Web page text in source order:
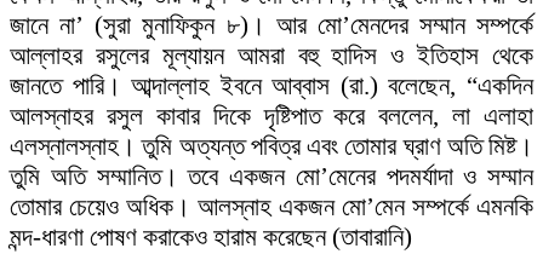
জানে না’ (সুরা মুনাফিকুন ৮)। আর মো’মেনদের সম্মান সম্পর্কে
আল্লাহর রসুলের মূল্যায়ন আমরা বহু হাদিস ও ইতিহাস থেকে
জানতে পারি। আব্দাল্লাহ ইবনে আব্বাস (রা.) বলেছেন, “একদিন
আলস্নাহর রসুল কাবার দিকে দৃষ্টিপাত করে বললেন, লা এলাহা
এলস্নালস্নাহ। তুমি অত্যন্ত পবিত্র এবং তোমার ঘ্রাণ অতি মিষ্ট।
তুমি অতি সম্মানিত। তবে একজন মো’মেনের পদমর্যাদা ও সম্মান
তোমার চেয়েও অধিক। আলস্নাহ একজন মো’মেন সম্পর্কে এমনকি
মন্দ-ধারণা পোষণ করাকেও হারাম করেছেন (তাবারানি)